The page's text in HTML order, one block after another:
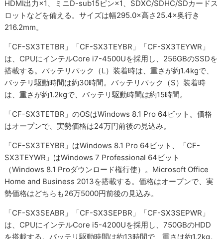
HDMI出力×1、ミニD-sub15ピン×1、SDXC/SDHC/SDカードス
ロットなどを備える。サイズは幅295.0×高さ25.4×奥行き
216.2mm。
「CF-SX3TETBR」「CF-SX3TEYBR」「CF-SX3TEYWR」
は、CPUにインテルCore i7-4500Uを採用し、256GBのSSDを
搭載する。バッテリパック（L）装着時は、重さが約1.4kgで、
バッテリ駆動時間は約30時間。バッテリパック（S）装着時
は、重さが約1.2kgで、バッテリ駆動時間は約15時間。
「CF-SX3TETBR」のOSはWindows 8.1 Pro 64ビット。価格
はオープンで、実勢価格は24万円前後の見込み。
「CF-SX3TEYBR」はWindows 8.1 Pro 64ビット、「CF-
SX3TEYWR」はWindows 7 Professional 64ビット
（Windows 8.1 Proダウンロード権行使）。Microsoft Office
Home and Business 2013を搭載する。価格はオープンで、実
勢価格はどちらも26万5000円前後の見込み。
「CF-SX3SEABR」「CF-SX3SEPBR」「CF-SX3SEPWR」
は、CPUにインテルCore i5-4200Uを採用し、750GBのHDD
を搭載する。バッテリ駆動時間は約13時間で、重さは約1.2kg。